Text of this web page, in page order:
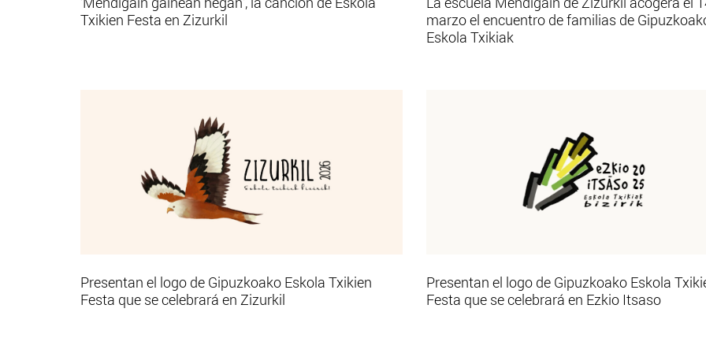
Txikien Festa en Zizurkil
marzo el encuentro de familias de
Eskola Txikiak
Presentan el logo de Gipuzkoako Eskola Txikien
Festa que se celebrará en Zizurkil
Presentan el logo de Gipuzkoako Eskola
Festa que se celebrará en Ezkio Itsaso